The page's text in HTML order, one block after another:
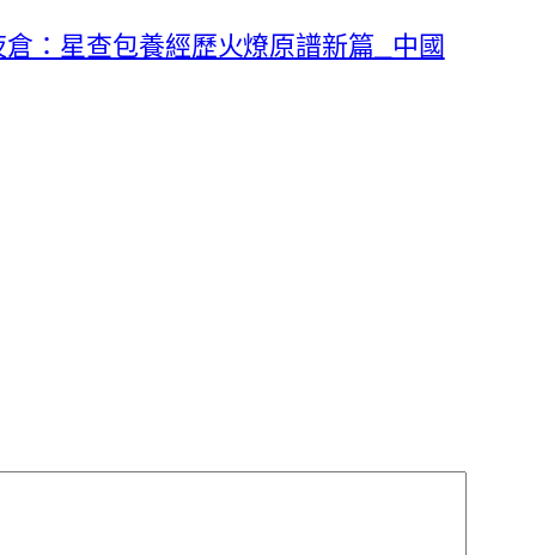
：星查包養經歷火燎原譜新篇_中國